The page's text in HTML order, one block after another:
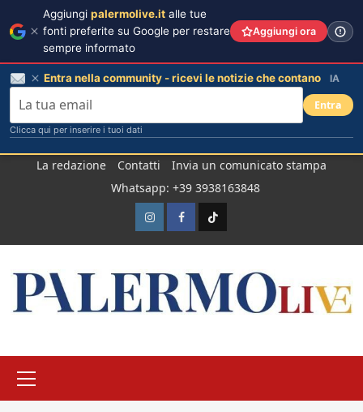
La redazione Contatti
Invia un comunicato stampa
Whatsapp: +39 3938163848
InstagramFacebook
TikTok
principale
Aggiungi palermolive.it alle tue
fonti preferite su Google per restare
sempre informato
Aggiungi ora
Entra nella community - ricevi le notizie che contano IA
Entra
Clicca qui per inserire i tuoi dati